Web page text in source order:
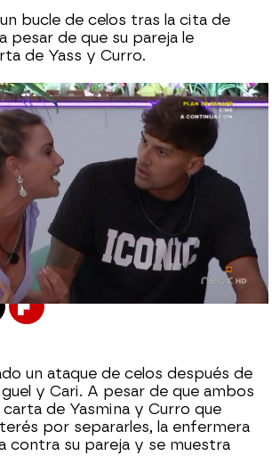
bucle de celos tras la cita de
pesar de que su pareja le
de Yass y Curro.
abril de 2021, 21:27
Flipboard
un ataque de celos después de
y Cari. A pesar de que ambos
carta de Yasmina y Curro que
por separarles, la enfermera
contra su pareja y se muestra